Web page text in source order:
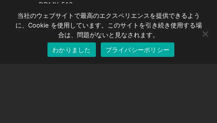
DDMX-512
DMC-32
EOS LV補正キャップ
当社のウェブサイトで最高のエクスペリエンスを提供できるよう
に、Cookie を使用しています。このサイトを引き続き使用する場
合は、問題がないと見なされます。
わかりました
プライバシーポリシー
Japanese
English
German